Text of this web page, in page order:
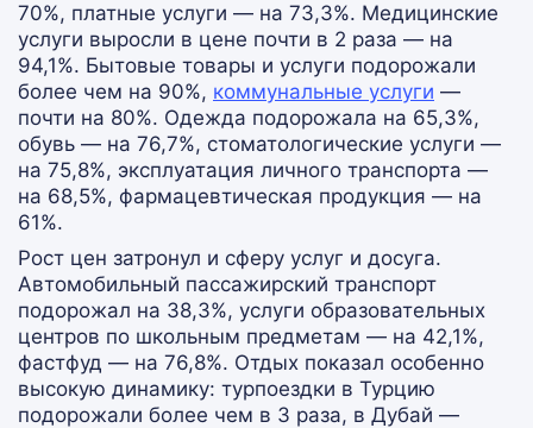
70%, платные услуги — на 73,3%. Медицинские
услуги выросли в цене почти в 2 раза — на
94,1%. Бытовые товары и услуги подорожали
более чем на 90%, коммунальные услуги —
почти на 80%. Одежда подорожала на 65,3%,
обувь — на 76,7%, стоматологические услуги —
на 75,8%, эксплуатация личного транспорта —
на 68,5%, фармацевтическая продукция — на
61%.
Рост цен затронул и сферу услуг и досуга.
Автомобильный пассажирский транспорт
подорожал на 38,3%, услуги образовательных
центров по школьным предметам — на 42,1%,
фастфуд — на 76,8%. Отдых показал особенно
высокую динамику: турпоездки в Турцию
подорожали более чем в 3 раза, в Дубай —